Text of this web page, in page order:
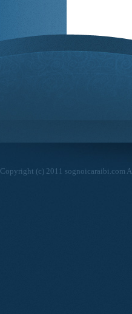
Copyright (c) 2011 sognoicaraibi.com